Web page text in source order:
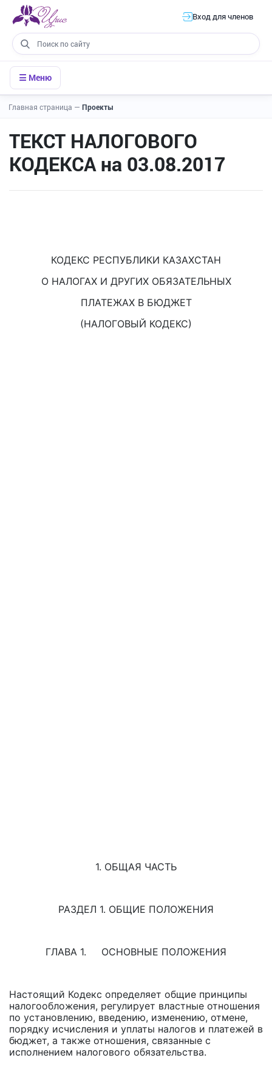
Вход для членов
☰ Меню
Главная страница — Проекты
ТЕКСТ НАЛОГОВОГО
КОДЕКСА на 03.08.2017
КОДЕКС РЕСПУБЛИКИ КАЗАХСТАН
О НАЛОГАХ И ДРУГИХ ОБЯЗАТЕЛЬНЫХ
ПЛАТЕЖАХ В БЮДЖЕТ
(НАЛОГОВЫЙ КОДЕКС)
1. ОБЩАЯ ЧАСТЬ
РАЗДЕЛ 1. ОБЩИЕ ПОЛОЖЕНИЯ
ГЛАВА 1. ОСНОВНЫЕ ПОЛОЖЕНИЯ
Настоящий Кодекс определяет общие принципы
налогообложения, регулирует властные отношения
по установлению, введению, изменению, отмене,
порядку исчисления и уплаты налогов и платежей в
бюджет, а также отношения, связанные с
исполнением налогового обязательства.